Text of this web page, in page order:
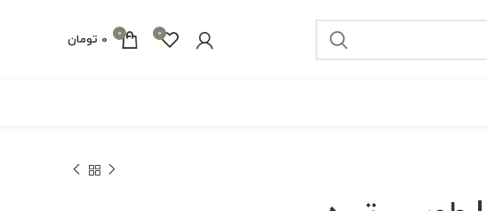
0
0
0 تومان